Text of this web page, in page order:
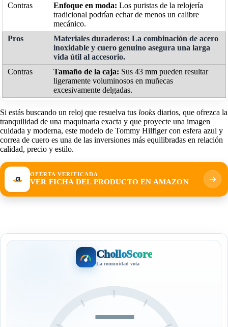
Enfoque en moda: Los puristas de la relojería
tradicional podrían echar de menos un calibre
mecánico.
Materiales duraderos: La combinación de acero
inoxidable y cuero genuino asegura una larga
vida útil al accesorio.
Tamaño de la caja: Sus 43 mm pueden resultar
ligeramente voluminosos en muñecas
excesivamente delgadas.
Si estás buscando un reloj que resuelva tus looks diarios, que ofrezca la
tranquilidad de una maquinaria exacta y que proyecte una imagen
cuidada y moderna, este modelo de Tommy Hilfiger con esfera azul y
correa de cuero es una de las inversiones más equilibradas en relación
calidad, precio y estilo.
OFERTA VERIFICADA
VER FICHA DEL PRODUCTO EN AMAZON
CholloScore
La comunidad vota
—